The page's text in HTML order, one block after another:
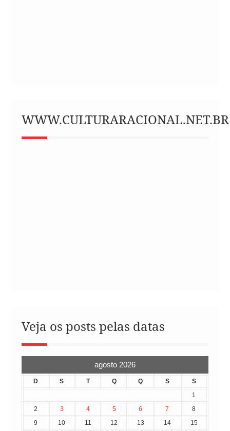
WWW.CULTURARACIONAL.NET.BR
Veja os posts pelas datas
agosto 2026
D S T Q Q S
S
1
2
3 4 5 6 7
8
9
10 11 12 13 14
15